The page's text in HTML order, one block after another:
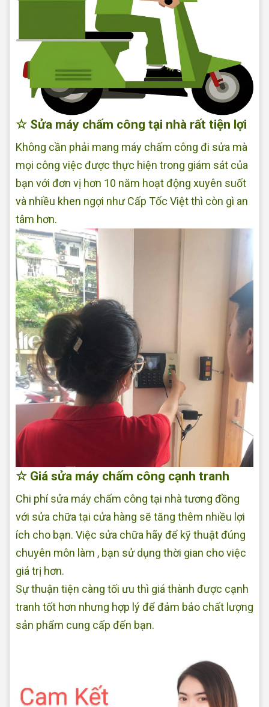
☆ Sửa máy chấm công tại nhà rất tiện lợi
Không cần phải mang máy chấm công đi sửa mà
mọi công việc được thực hiện trong giám sát của
bạn với đơn vị hơn 10 năm hoạt động xuyên suốt
và nhiều khen ngợi như Cấp Tốc Việt thì còn gì an
tâm hơn.
☆ Giá sửa máy chấm công cạnh tranh
Chi phí sửa máy chấm công tại nhà tương đồng
với sửa chữa tại cửa hàng sẽ tăng thêm nhiều lợi
ích cho bạn. Việc sửa chữa hãy để kỹ thuật đúng
chuyên môn làm , bạn sử dụng thời gian cho việc
giá trị hơn.
Sự thuận tiện càng tối ưu thì giá thành được cạnh
tranh tốt hơn nhưng hợp lý để đảm bảo chất lượng
sản phẩm cung cấp đến bạn.